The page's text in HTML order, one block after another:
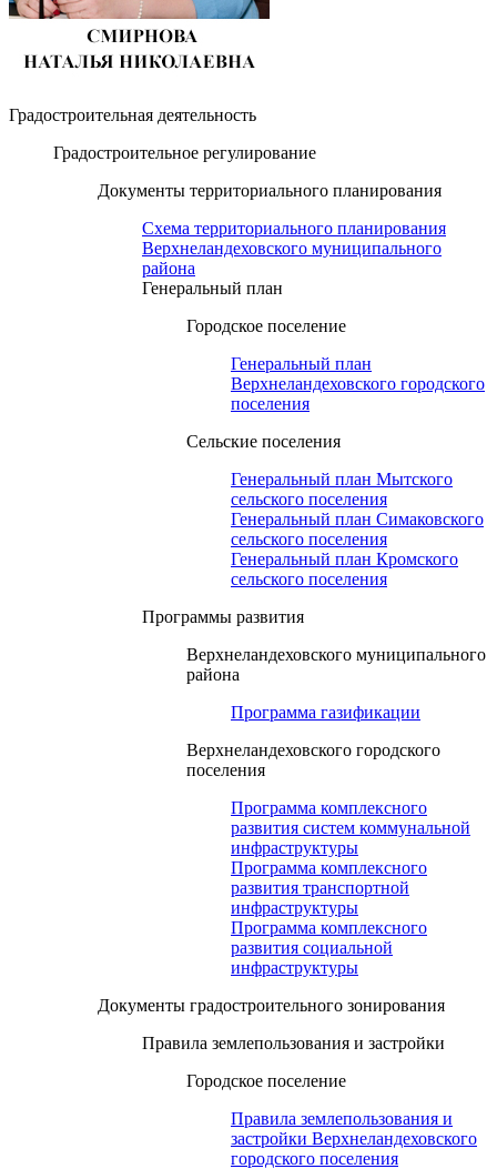
Градостроительная деятельность
Градостроительное регулирование
Документы территориального планирования
Схема территориального планирования
Верхнеландеховского муниципального
района
Генеральный план
Городское поселение
Генеральный план
Верхнеландеховского городского
поселения
Сельские поселения
Генеральный план Мытского
сельского поселения
Генеральный план Симаковского
сельского поселения
Генеральный план Кромского
сельского поселения
Программы развития
Верхнеландеховского муниципального
района
Программа газификации
Верхнеландеховского городского
поселения
Программа комплексного
развития систем коммунальной
инфраструктуры
Программа комплексного
развития транспортной
инфраструктуры
Программа комплексного
развития социальной
инфраструктуры
Документы градостроительного зонирования
Правила землепользования и застройки
Городское поселение
Правила землепользования и
застройки Верхнеландеховского
городского поселения